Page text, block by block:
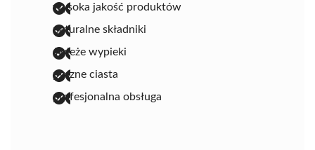
wysoka jakość produktów
naturalne składniki
świeże wypieki
pyszne ciasta
profesjonalna obsługa